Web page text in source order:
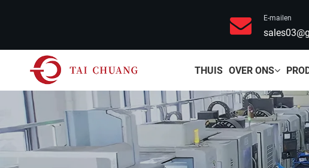
E-mailen
THUIS OVER ONS